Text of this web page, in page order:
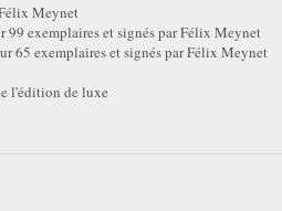
Meynet
99 exemplaires et signés par Félix Meynet
65 exemplaires et signés par Félix Meynet
l'édition de luxe